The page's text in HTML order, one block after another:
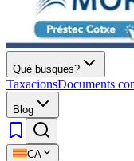
Què busques?
TaxacionsDocuments
Blog
CA